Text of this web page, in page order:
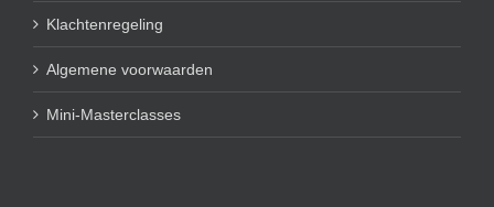
Klachtenregeling
Algemene voorwaarden
Mini-Masterclasses